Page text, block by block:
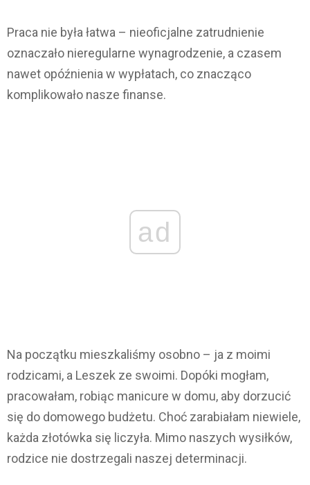
Praca nie była łatwa – nieoficjalne zatrudnienie
oznaczało nieregularne wynagrodzenie, a czasem
nawet opóźnienia w wypłatach, co znacząco
komplikowało nasze finanse.
ad
Na początku mieszkaliśmy osobno – ja z moimi
rodzicami, a Leszek ze swoimi. Dopóki mogłam,
pracowałam, robiąc manicure w domu, aby dorzucić
się do domowego budżetu. Choć zarabiałam niewiele,
każda złotówka się liczyła. Mimo naszych wysiłków,
rodzice nie dostrzegali naszej determinacji.